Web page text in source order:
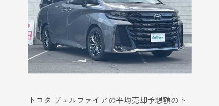
トヨタ ヴェルファイアの平均売却予想額のト